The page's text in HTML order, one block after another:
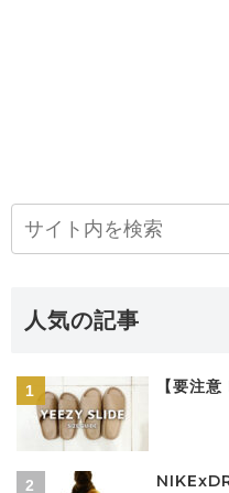
人気の記事
【要注